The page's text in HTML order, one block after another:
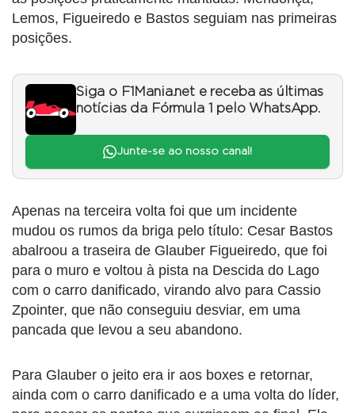
Lemos, Figueiredo e Bastos seguiam nas primeiras
posições.
Siga o F1Mania.net e receba as últimas
notícias da Fórmula 1 pelo WhatsApp.
Junte-se ao nosso canal!
Apenas na terceira volta foi que um incidente
mudou os rumos da briga pelo título: Cesar Bastos
abalroou a traseira de Glauber Figueiredo, que foi
para o muro e voltou à pista na Descida do Lago
com o carro danificado, virando alvo para Cassio
Zpointer, que não conseguiu desviar, em uma
pancada que levou a seu abandono.
Para Glauber o jeito era ir aos boxes e retornar,
ainda com o carro danificado e a uma volta do líder,